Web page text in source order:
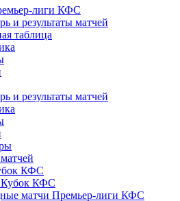
лиги КФС
и результаты матчей
таблица
и результаты матчей
КФС
КФС
матчи Премьер-лиги КФС